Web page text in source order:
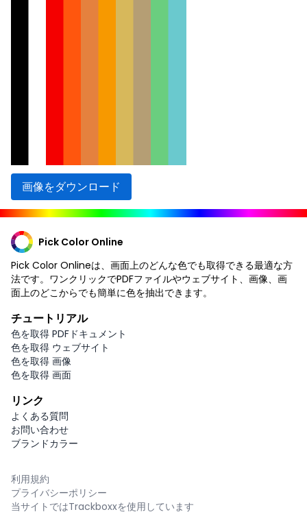
画像をダウンロード
Pick Color Online
Pick Color Onlineは、画面上のどんな色でも取得できる最適な方
法です。ワンクリックでPDFファイルやウェブサイト、画像、画
面上のどこからでも簡単に色を抽出できます。
チュートリアル
色を取得 PDFドキュメント
色を取得 ウェブサイト
色を取得 画像
色を取得 画面
リンク
よくある質問
お問い合わせ
ブランドカラー
利用規約
プライバシーポリシー
当サイトではTrackboxxを使用しています